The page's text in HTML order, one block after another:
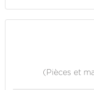
(Pièces et